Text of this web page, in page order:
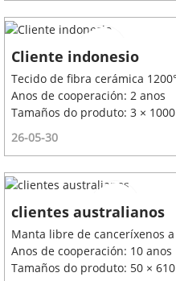
Cliente indonesio
Tecido de fibra cerámica
Anos de cooperación: 2 anos
Tamaños do produto: 3 ×
26-05-30
clientes australianos
Manta libre de canceríxenos a
Anos de cooperación: 10 anos
Tamaños do produto: 50 ×